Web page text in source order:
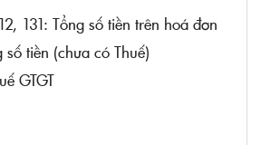
131: Tổng số tiền trên hoá đơn
số tiền (chưa có Thuế)
GTGT